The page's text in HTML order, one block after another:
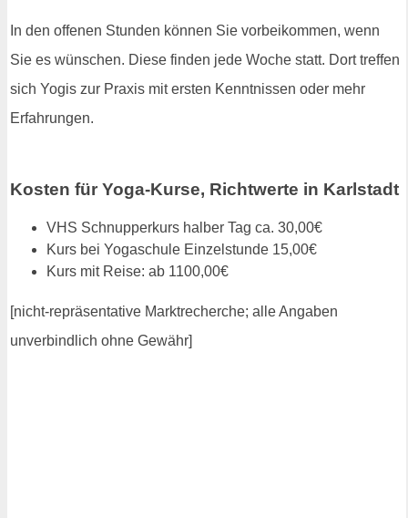
In den offenen Stunden können Sie vorbeikommen, wenn
Sie es wünschen. Diese finden jede Woche statt. Dort treffen
sich Yogis zur Praxis mit ersten Kenntnissen oder mehr
Erfahrungen.
Kosten für Yoga-Kurse, Richtwerte in Karlstadt
VHS Schnupperkurs halber Tag ca. 30,00€
Kurs bei Yogaschule Einzelstunde 15,00€
Kurs mit Reise: ab 1100,00€
[nicht-repräsentative Marktrecherche; alle Angaben
unverbindlich ohne Gewähr]